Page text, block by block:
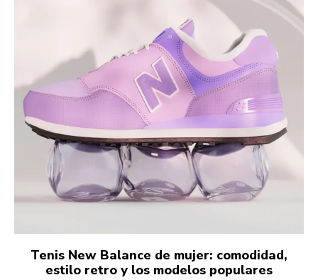
Tenis New Balance de mujer: comodidad,
estilo retro y los modelos populares